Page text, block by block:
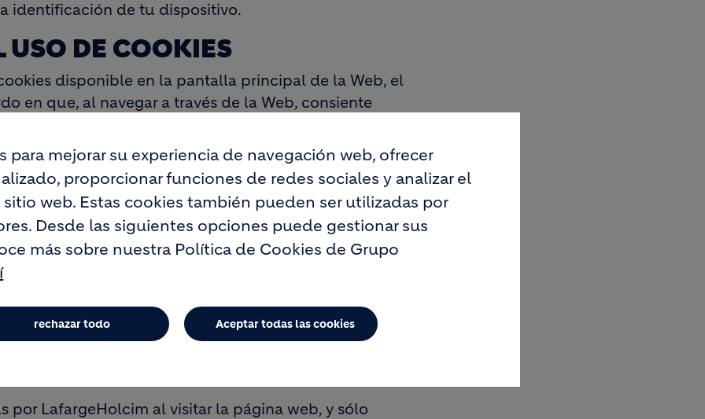
identificación de tu dispositivo.
DE COOKIES
disponible en la pantalla principal de la Web, el
en que, al navegar a través de la Web, consiente
con la descripción en el presente documento, excepto
de su navegador.
de cookies:
técnicas, y son necesarias para una conexión
mediante el registro de algunas de sus
más rápida. Estas cookies se utilizan también con fines
función y vida útil diferente:
por LafargeHolcim al visitar la página web, y sólo
para mejorar su experiencia de navegación web, ofrecer
proporcionar funciones de redes sociales y analizar el
web. Estas cookies también pueden ser utilizadas por
Desde las siguientes opciones puede gestionar sus
más sobre nuestra Política de Cookies de Grupo
Aceptar todas las cookies
rechazar todo